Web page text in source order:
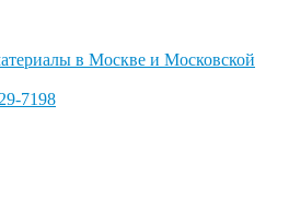
в Москве и Московской
7198